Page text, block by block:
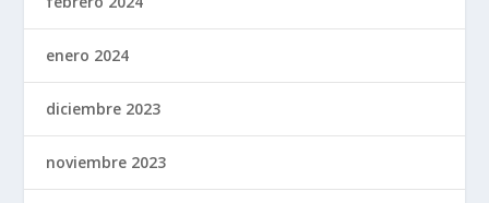
enero 2024
diciembre 2023
noviembre 2023